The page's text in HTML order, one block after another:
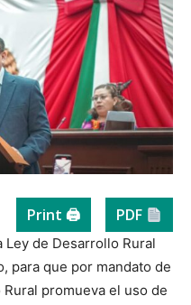
Print 🖨 PDF
de Desarrollo Rural
para que por mandato de
promueva el uso de